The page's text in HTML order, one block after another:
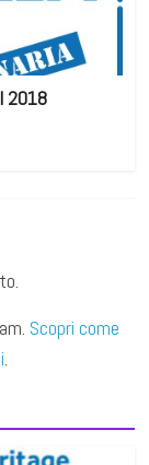
2018
Scopri come
.